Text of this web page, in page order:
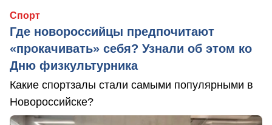
Спорт
Где новороссийцы предпочитают
«прокачивать» себя? Узнали об этом ко
Дню физкультурника
Какие спортзалы стали самыми популярными в
Новороссийске?